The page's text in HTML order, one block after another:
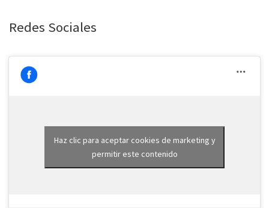
Redes Sociales
Haz clic para aceptar cookies de marketing y
permitir este contenido